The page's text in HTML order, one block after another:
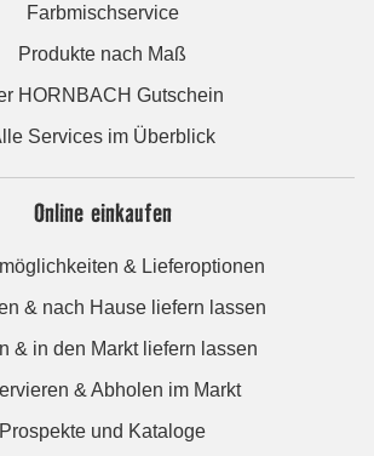
Farbmischservice
Produkte nach Maß
HORNBACH Gutschein
Services im Überblick
Online einkaufen
& Lieferoptionen
& nach Hause liefern lassen
& in den Markt liefern lassen
& Abholen im Markt
Prospekte und Kataloge